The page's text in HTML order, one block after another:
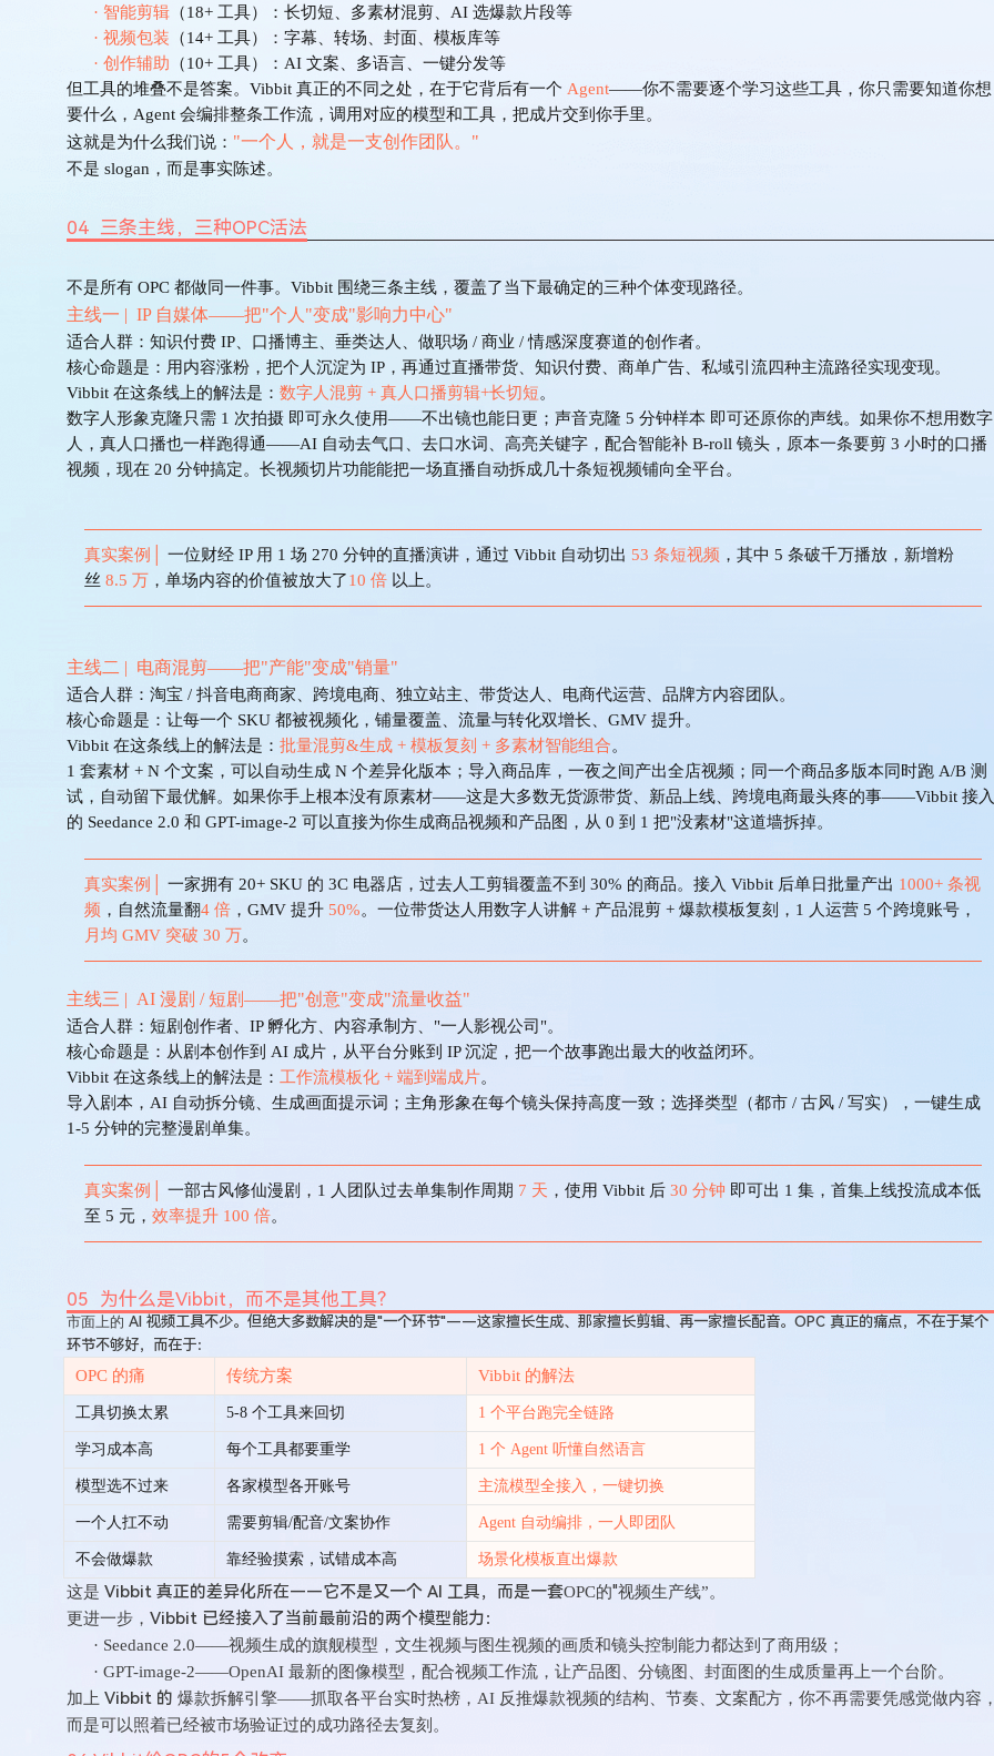
· 智能剪辑 （18+ 工具）：长切短、多素材混剪、AI 选爆款片段等
· 视频包装 （14+ 工具）：字幕、转场、封面、模板库等
· 创作辅助 （10+ 工具）：AI 文案、多语言、一键分发等
但工具的堆叠不是答案。 Vibbit 真正的不同之处，在于它背后有一个 Agent——你不需要逐个学习这些工具，你只需要知道你想
要什么， Agent 会编排整条工作流，调用对应的模型和工具，把成片交到你手里。
这就是为什么我们说： "一个人，就是一支创作团队。"
不是 slogan，而是事实陈述。
04 三条主线，三种OPC活法
不是所有 OPC 都做同一件事。Vibbit 围绕三条主线，覆盖了当下最确定的三种个体变现路径。
主线一 | IP 自媒体——把"个人"变成"影响力中心"
适合人群： 知识付费 IP、口播博主、垂类达人、做职场 / 商业 / 情感深度赛道的创作者。
核心命题是：用内容涨粉，把个人沉淀为 IP，再通过直播带货、知识付费、商单广告、私域引流四种主流路径实现变现。
Vibbit 在这条线上的解法是： 数字人混剪 + 真人口播剪辑+长切短。
数字人形象克隆只需 1 次拍摄 即可永久使用——不出镜也能日更；声音克隆 5 分钟样本 即可还原你的声线。 如果你不想用数字
人，真人口播也一样跑得通——AI 自动去气口、去口水词、高亮关键字，配合智能补 B-roll 镜头，原本一条要剪 3 小时的口播
视频，现在 20 分钟搞定。长视频切片功能能把一场直播自动拆成几十条短视频铺向全平台。
真实案例 一位财经 IP 用 1 场 270 分钟的直播演讲，通过 Vibbit 自动切出 53 条短视频 ，其中 5 条破千万播放，新增粉
丝 8.5 万 ，单场内容的价值被放大了10 倍 以上。
主线二 | 电商混剪——把"产能"变成"销量"
适合人群： 淘宝 / 抖音电商商家、跨境电商、独立站主、带货达人、电商代运营、品牌方内容团队。
核心命题是：让每一个 SKU 都被视频化，铺量覆盖、流量与转化双增长、GMV 提升。
Vibbit 在这条线上的解法是： 批量混剪&生成 + 模板复刻 + 多素材智能组合。
1 套素材 + N 个文案，可以自动生成 N 个差异化版本；导入商品库， 一夜之间产出全店视频 ；同一个商品多版本同时跑 A/B 测
试，自动留下最优解。 如果你手上根本没有原素材——这是大多数无货源带货、新品上线、跨境电商最头疼的事——Vibbit 接入
的 Seedance 2.0 和 GPT-image-2 可以直接为你生成商品视频和产品图，从 0 到 1 把"没素材"这道墙拆掉。
真实案例 一家拥有 20+ SKU 的 3C 电器店，过去人工剪辑覆盖不到 30% 的商品。接入 Vibbit 后单日批量产出 1000+ 条视
频 ，自然流量翻4 倍 ， GMV 提升 50%。一位带货达人用数字人讲解 + 产品混剪 + 爆款模板复刻，1 人运营 5 个跨境账号，
月均 GMV 突破 30 万。
主线三 | AI 漫剧 / 短剧——把"创意"变成"流量收益"
适合人群： 短剧创作者、 IP 孵化方、内容承制方、"一人影视公司"。
核心命题是：从剧本创作到 AI 成片，从平台分账到 IP 沉淀，把一个故事跑出最大的收益闭环。
Vibbit 在这条线上的解法是： 工作流模板化 + 端到端成片。
导入剧本， AI 自动拆分镜、生成画面提示词；主角形象在每个镜头保持高度一致；选择类型（都市 / 古风 / 写实），一键生成
1-5 分钟的完整漫剧单集。
真实案例 一部古风修仙漫剧， 1 人团队过去单集制作周期 7 天 ，使用 Vibbit 后 30 分钟 即可出 1 集，首集上线投流成本低
至 5 元， 效率提升 100 倍。
05 为什么是Vibbit，而不是其他工具？
市面上的 AI 视频工具不少。但绝大多数解决的是"一个环节"——这家擅长生成、那家擅长剪辑、再一家擅长配音。OPC 真正的痛点，不在于某个
环节不够好，而在于：
OPC 的痛 传统方案 Vibbit 的解法
工具切换太累 5-8 个工具来回切 1 个平台跑完全链路
学习成本高 每个工具都要重学 1 个 Agent 听懂自然语言
模型选不过来 各家模型各开账号 主流模型全接入，一键切换
一个人扛不动 需要剪辑/配音/文案协作 Agent 自动编排，一人即团队
不会做爆款 靠经验摸索，试错成本高 场景化模板直出爆款
这是 Vibbit 真正的差异化所在——它不是又一个 AI 工具，而是一套OPC的"视频生产线”。
更进一步， Vibbit 已经接入了当前最前沿的两个模型能力：
· Seedance 2.0——视频生成的旗舰模型，文生视频与图生视频的画质和镜头控制能力都达到了商用级；
· GPT-image-2——OpenAI 最新的图像模型，配合视频工作流，让产品图、分镜图、封面图的生成质量再上一个台阶。
加上 Vibbit 的 爆款拆解引擎——抓取各平台实时热榜，AI 反推爆款视频的结构、节奏、文案配方，你不再需要凭感觉做内容
而是可以照着已经被市场验证过的成功路径去复刻。